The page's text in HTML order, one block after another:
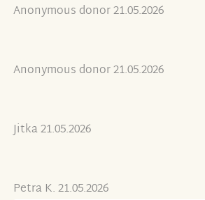
Anonymous donor 21.05.2026
Anonymous donor 21.05.2026
Jitka 21.05.2026
Petra K. 21.05.2026